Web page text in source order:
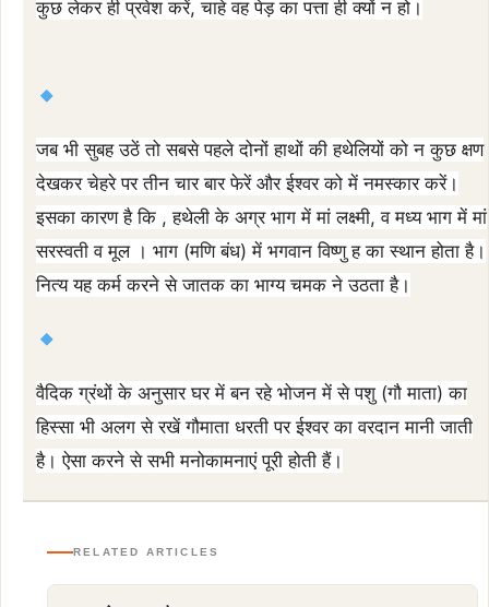
कुछ लेकर ही प्रवेश करें, चाहे वह पेड़ का पत्ता ही क्यों न हो।
जब भी सुबह उठें तो सबसे पहले दोनों हाथों की हथेलियों को न कुछ क्षण
देखकर चेहरे पर तीन चार बार फेरें और ईश्वर को में नमस्कार करें।
इसका कारण है कि , हथेली के अग्र भाग में मां लक्ष्मी, व मध्य भाग में मां
सरस्वती व मूल । भाग (मणि बंध) में भगवान विष्णु ह का स्थान होता है।
नित्य यह कर्म करने से जातक का भाग्य चमक ने उठता है।
वैदिक ग्रंथों के अनुसार घर में बन रहे भोजन में से पशु (गौ माता) का
हिस्सा भी अलग से रखें गौमाता धरती पर ईश्वर का वरदान मानी जाती
है। ऐसा करने से सभी मनोकामनाएं पूरी होती हैं।
RELATED ARTICLES